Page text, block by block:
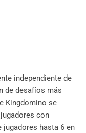
independiente de
de desafíos más
Kingdomino se
con
hasta 6 en